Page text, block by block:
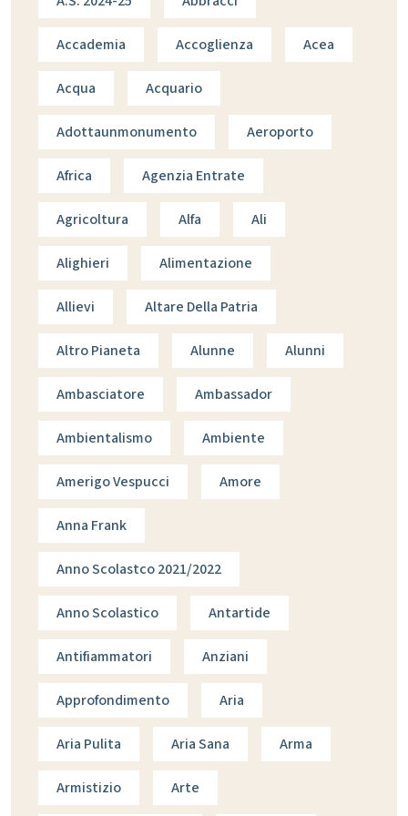
Accademia Accoglienza Acea
Acqua Acquario
Adottaunmonumento Aeroporto
Africa Agenzia Entrate
Agricoltura Alfa Ali
Alighieri Alimentazione
Allievi Altare Della Patria
Altro Pianeta Alunne Alunni
Ambasciatore Ambassador
Ambientalismo Ambiente
Amerigo Vespucci Amore
Anna Frank
Anno Scolastco 2021/2022
Anno Scolastico Antartide
Antifiammatori Anziani
Approfondimento Aria
Aria Pulita Aria Sana Arma
Armistizio Arte